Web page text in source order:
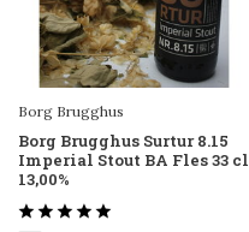
Borg Brugghus
Borg Brugghus Surtur 8.15
Imperial Stout BA Fles 33 cl
13,00%